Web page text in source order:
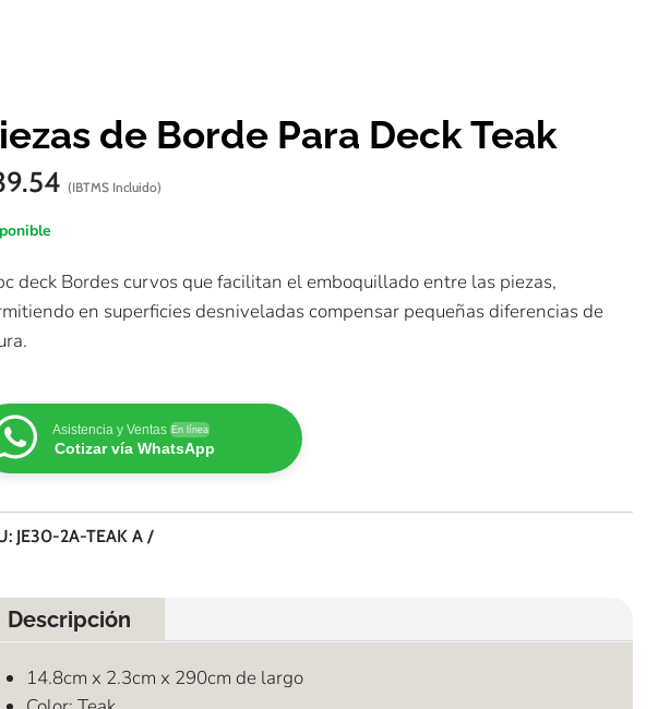
de Borde Para Deck Teak
(IBTMS Incluido)
deck Bordes curvos que facilitan el emboquillado entre las piezas,
en superficies desniveladas compensar pequeñas diferencias de
Asistencia y Ventas En línea
Cotizar vía WhatsApp
JE30-2A-TEAK A
Descripción
14.8cm x 2.3cm x 290cm de largo